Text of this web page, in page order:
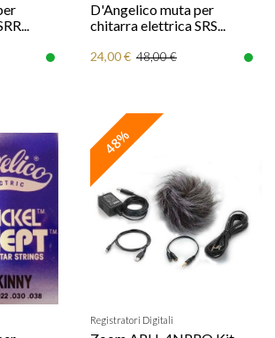
D'Angelico muta per
chitarra elettrica SRS...
24,00 € 48,00 €
48%
Registratori Digitali